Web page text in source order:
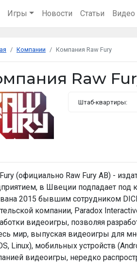
Игры Новости Статьи Видео
Компании Компания Raw Fury
Raw
Штаб-квартиры:
(официально Raw Fury AB) -
в Швеции подпадает под
2015 бывшим сотрудником
компании, Paradox
видеоигры, позволяя
мир, выпуская видеоигры для
Linux), мобильных устройств
видеоигры, нередко